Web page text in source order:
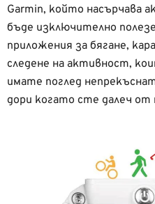
Garmin, който насърчава
бъде изключително
приложения за бягане,
следене на активност,
имате поглед
дори когато сте далеч от